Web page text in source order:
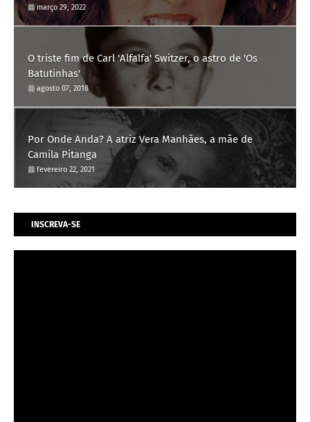
março 29, 2022
O triste fim de Carl 'Alfalfa' Switzer, o astro de 'Os
Batutinhas'
agosto 07, 2018
Por Onde Anda? A atriz Vera Manhães, a mãe de
Camila Pitanga
fevereiro 22, 2021
INSCREVA-SE